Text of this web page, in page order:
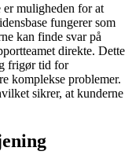
er muligheden for at
fungerer som
kan finde svar på
direkte. Dette
frigør tid for
komplekse problemer.
sikrer, at kunderne